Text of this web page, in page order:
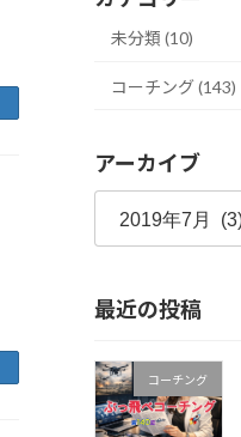
未分類 (10)
コーチング (143)
アーカイブ
ア
カ
ブ
最近の投稿
コーチング